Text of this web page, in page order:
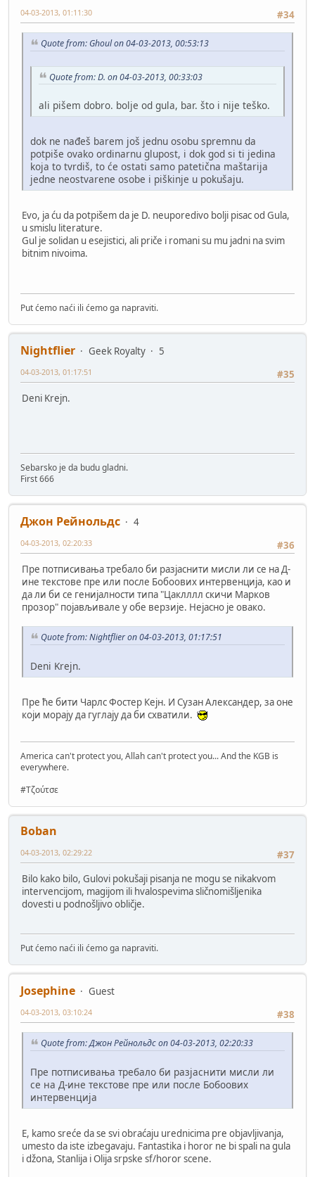
#34
04-03-2013, 01:11:30
Quote from: Ghoul on 04-03-2013, 00:53:13
Quote from: D. on 04-03-2013, 00:33:03
ali pišem dobro. bolje od gula, bar. što i nije teško.
dok ne nađeš barem još jednu osobu spremnu da
potpiše ovako ordinarnu glupost, i dok god si ti jedina
koja to tvrdiš, to će ostati samo patetična maštarija
jedne neostvarene osobe i piškinje u pokušaju.
Evo, ja ću da potpišem da je D. neuporedivo bolji pisac od Gula,
u smislu literature.
Gul je solidan u esejistici, ali priče i romani su mu jadni na svim
bitnim nivoima.
Put ćemo naći ili ćemo ga napraviti.
Nightflier Geek Royalty
5
#35
04-03-2013, 01:17:51
Deni Krejn.
Sebarsko je da budu gladni.
First 666
Джон Рейнольдс
4
#36
04-03-2013, 02:20:33
Пре потписивања требало би разјаснити мисли ли се на Д-
ине текстове пре или после Бобоових интервенција, као и
да ли би се генијалности типа "Цаклллл скичи Марков
прозор" појављивале у обе верзије. Нејасно је овако.
Quote from: Nightflier on 04-03-2013, 01:17:51
Deni Krejn.
Пре ће бити Чарлс Фостер Кејн. И Сузан Александер, за оне
који морају да гуглају да би схватили.
America can't protect you, Allah can't protect you... And the KGB is
everywhere.
#Τζούτσε
Boban
#37
04-03-2013, 02:29:22
Bilo kako bilo, Gulovi pokušaji pisanja ne mogu se nikakvom
intervencijom, magijom ili hvalospevima sličnomišljenika
dovesti u podnošljivo obličje.
Put ćemo naći ili ćemo ga napraviti.
Josephine
Guest
#38
04-03-2013, 03:10:24
Quote from: Джон Рейнольдс on 04-03-2013, 02:20:33
Пре потписивања требало би разјаснити мисли ли
се на Д-ине текстове пре или после Бобоових
интервенција
E, kamo sreće da se svi obraćaju urednicima pre objavljivanja,
umesto da iste izbegavaju. Fantastika i horor ne bi spali na gula
i džona, Stanlija i Olija srpske sf/horor scene.